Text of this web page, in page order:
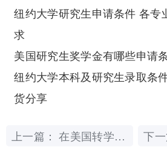
纽约大学研究生申请条件 各专
求
美国研究生奖学金有哪些申请
纽约大学本科及研究生录取条
货分享
上一篇：在美国转学你应该知道的五件事 下一